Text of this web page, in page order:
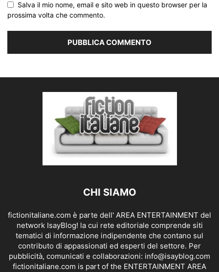
Salva il mio nome, email e sito web in questo browser per la
prossima volta che commento.
CHI SIAMO
fictionitaliane.com è parte dell' AREA ENTERTAINMENT del
network IsayBlog! la cui rete editoriale comprende siti
tematici di informazione indipendente che contano sul
contributo di appassionati ed esperti del settore. Per
pubblicità, comunicati e collaborazioni: info@isayblog.com
fictionitaliane.com is part of the ENTERTAINMENT AREA